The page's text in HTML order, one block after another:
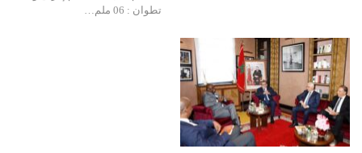
تطوان : 06 ملم…